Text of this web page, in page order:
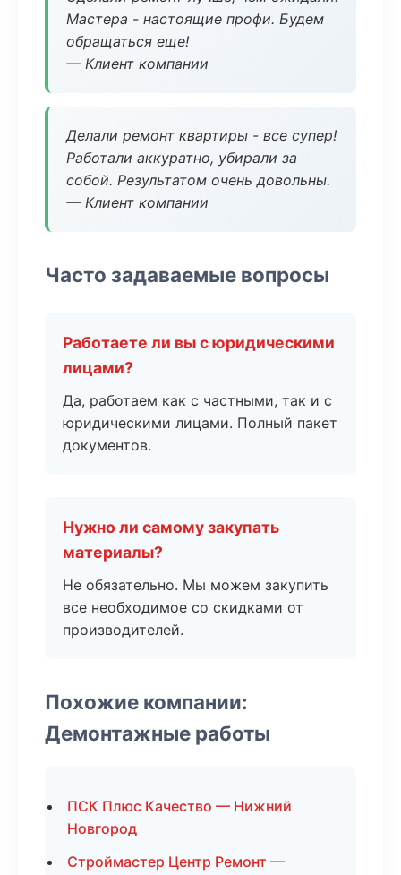
Мастера - настоящие профи. Будем
обращаться еще!
— Клиент компании
Делали ремонт квартиры - все супер!
Работали аккуратно, убирали за
собой. Результатом очень довольны.
— Клиент компании
Часто задаваемые вопросы
Работаете ли вы с юридическими
лицами?
Да, работаем как с частными, так и с
юридическими лицами. Полный пакет
документов.
Нужно ли самому закупать
материалы?
Не обязательно. Мы можем закупить
все необходимое со скидками от
производителей.
Похожие компании:
Демонтажные работы
ПСК Плюс Качество — Нижний
Новгород
Строймастер Центр Ремонт —